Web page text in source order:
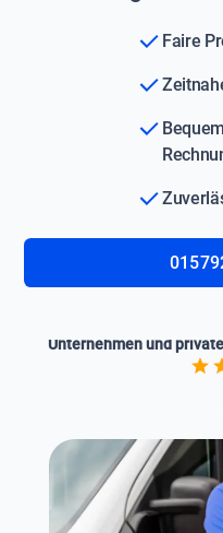
Faire
Unternehmen und